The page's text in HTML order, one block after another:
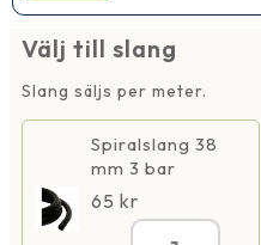
Välj till slang
Slang säljs per meter.
Spiralslang 38
mm 3 bar
65 kr